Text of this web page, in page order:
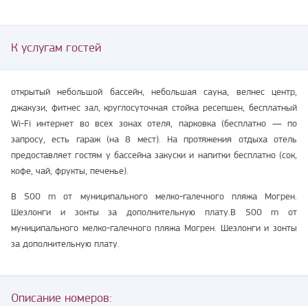
К услугам гостей
открытый небольшой бассейн, небольшая сауна, велнес центр,
джакузи, фитнес зал, круглосуточная стойка ресепшен, бесплатный
Wi-Fi интернет во всех зонах отеля, парковка (бесплатно — по
запросу, есть гараж (на 8 мест). На протяжения отдыха отель
предоставляет гостям у бассейна закуски и напитки бесплатно (сок,
кофе, чай, фрукты, печенье).
В 500 m от муниципального мелко-галечного пляжа Могрен.
Шезлонги и зонты за дополнительную плату.В 500 m от
муниципального мелко-галечного пляжа Могрен. Шезлонги и зонты
за дополнительную плату.
Описание номеров: